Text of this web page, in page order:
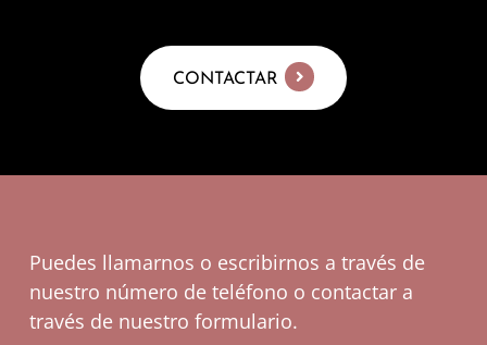
CONTACTAR
Puedes llamarnos o escribirnos a través de
nuestro número de teléfono o contactar a
través de nuestro formulario.